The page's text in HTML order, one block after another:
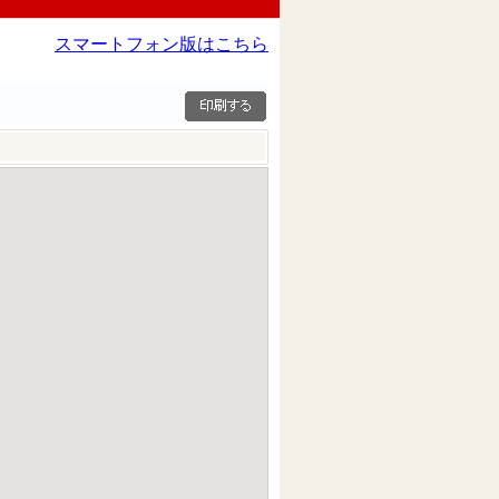
スマートフォン版はこちら